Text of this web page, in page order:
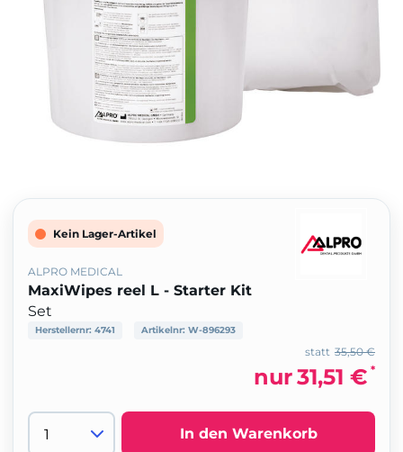
Kein Lager-Artikel
ALPRO MEDICAL
MaxiWipes reel L - Starter Kit
Set
Herstellernr: 4741 Artikelnr: W-896293
35,50 €
statt
nur31,51 € *
In den Warenkorb